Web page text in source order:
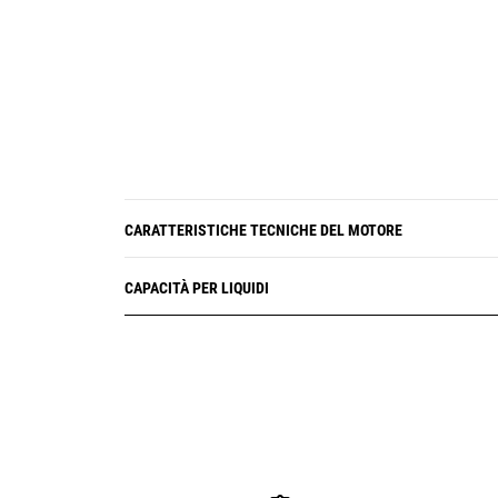
CARATTERISTICHE TECNICHE DEL MOTORE
CAPACITÀ PER LIQUIDI